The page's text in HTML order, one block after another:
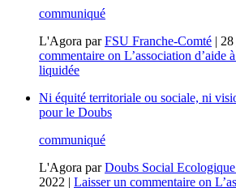
communiqué
L'Agora parFSU Franche-Comté |
commentaire on L’association d’aide
liquidée
Ni équité territoriale ou sociale, ni
pour le Doubs
communiqué
L'Agora parDoubs Social
2022 | Laisser un commentaire on